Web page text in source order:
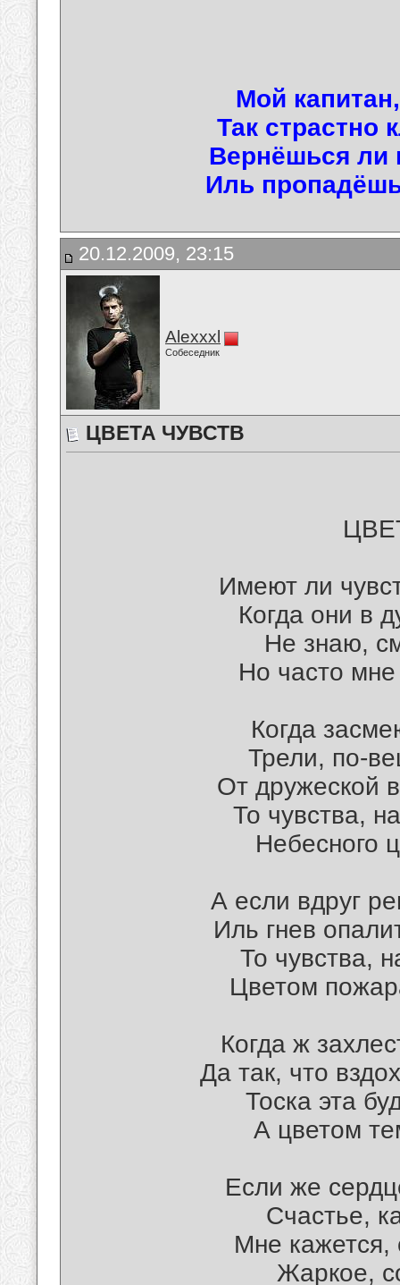
Мой
Так страстно
Вернёшься ли
Иль
20.12.2009, 23:15
Alexxxl
Собеседник
ЦВЕТА ЧУВСТВ
Имеют ли
Когда они в
Не знаю,
Но часто
Когда
Трели, по-
От дружеской
То чувства,
Небесного
А если вдруг
Иль гнев
То чувства,
Цветом
Когда ж
Да так, что
Тоска эта
А цветом
Если же
Счастье,
Мне кажется,
Жаркое,